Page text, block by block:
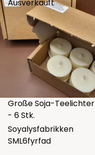
Ausverkauft
Große Soja-Teelichter
- 6 Stk.
Soyalysfabrikken
SML6fyrfad